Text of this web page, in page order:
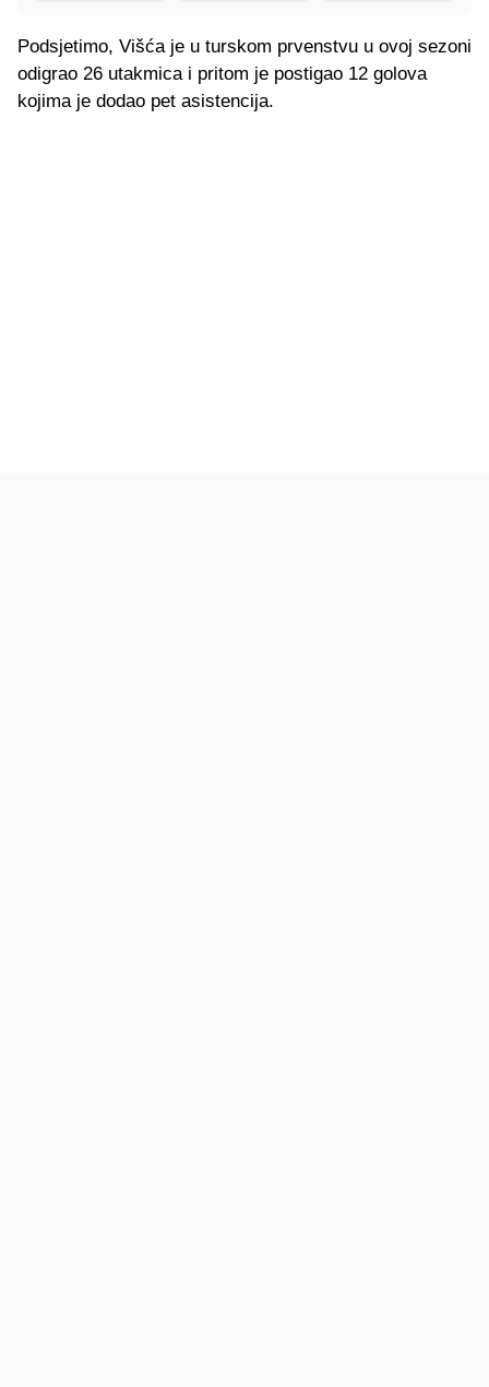
Podsjetimo, Višća je u turskom prvenstvu u ovoj sezoni
odigrao 26 utakmica i pritom je postigao 12 golova
kojima je dodao pet asistencija.